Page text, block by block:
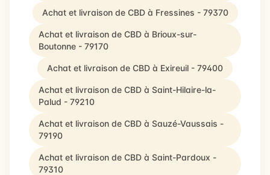
Achat et livraison de CBD à Fressines - 79370
Achat et livraison de CBD à Brioux-sur-
Boutonne - 79170
Achat et livraison de CBD à Exireuil - 79400
Achat et livraison de CBD à Saint-Hilaire-la-
Palud - 79210
Achat et livraison de CBD à Sauzé-Vaussais -
79190
Achat et livraison de CBD à Saint-Pardoux -
79310